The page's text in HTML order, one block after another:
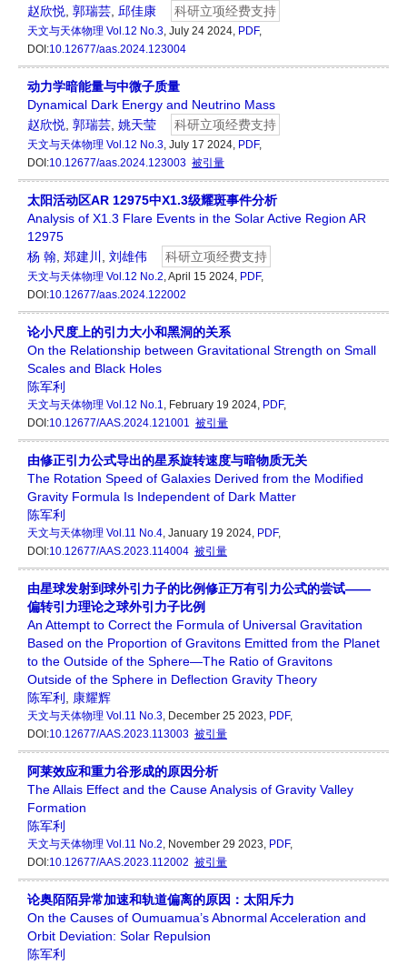
赵欣悦 郭瑞芸 邱佳康 科研立项经费支持
天文与天体物理 Vol.12 No.3, July 24 2024, PDF,
DOI:10.12677/aas.2024.123004
动力学暗能量与中微子质量
Dynamical Dark Energy and Neutrino Mass
赵欣悦 郭瑞芸 姚天莹 科研立项经费支持
天文与天体物理 Vol.12 No.3, July 17 2024, PDF,
DOI:10.12677/aas.2024.123003 被引量
太阳活动区AR 12975中X1.3级耀斑事件分析
Analysis of X1.3 Flare Events in the Solar Active Region AR
12975
杨 翰 郑建川 刘雄伟 科研立项经费支持
天文与天体物理 Vol.12 No.2, April 15 2024, PDF,
DOI:10.12677/aas.2024.122002
论小尺度上的引力大小和黑洞的关系
On the Relationship between Gravitational Strength on Small
Scales and Black Holes
陈军利
天文与天体物理 Vol.12 No.1, February 19 2024, PDF,
DOI:10.12677/AAS.2024.121001 被引量
由修正引力公式导出的星系旋转速度与暗物质无关
The Rotation Speed of Galaxies Derived from the Modified
Gravity Formula Is Independent of Dark Matter
陈军利
天文与天体物理 Vol.11 No.4, January 19 2024, PDF,
DOI:10.12677/AAS.2023.114004 被引量
由星球发射到球外引力子的比例修正万有引力公式的尝试——
偏转引力理论之球外引力子比例
An Attempt to Correct the Formula of Universal Gravitation
Based on the Proportion of Gravitons Emitted from the Planet
to the Outside of the Sphere—The Ratio of Gravitons
Outside of the Sphere in Deflection Gravity Theory
陈军利
康耀辉
天文与天体物理 Vol.11 No.3, December 25 2023, PDF,
DOI:10.12677/AAS.2023.113003 被引量
阿莱效应和重力谷形成的原因分析
The Allais Effect and the Cause Analysis of Gravity Valley
Formation
陈军利
天文与天体物理 Vol.11 No.2, November 29 2023, PDF,
DOI:10.12677/AAS.2023.112002 被引量
论奥陌陌异常加速和轨道偏离的原因：太阳斥力
On the Causes of Oumuamua’s Abnormal Acceleration and
Orbit Deviation: Solar Repulsion
陈军利